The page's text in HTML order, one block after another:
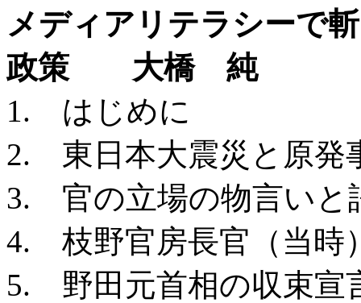
メディアリテラシーで
政策 大橋 純
1. はじめに
2. 東日本大震災と原発
3. 官の立場の物言いと
4. 枝野官房長官（当時
5. 野田元首相の収束宣